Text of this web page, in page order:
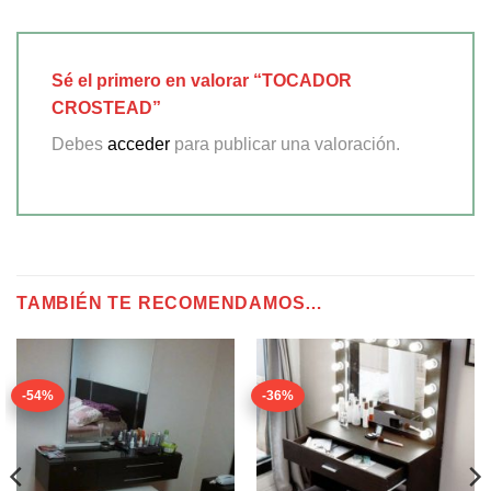
Sé el primero en valorar “TOCADOR
CROSTEAD”
Debes acceder para publicar una valoración.
TAMBIÉN TE RECOMENDAMOS…
-54% -36%